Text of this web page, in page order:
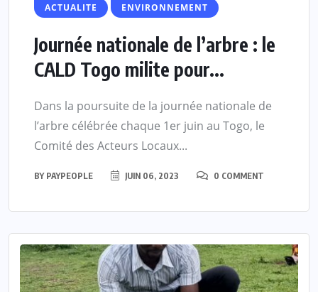
ACTUALITE ENVIRONNEMENT
Journée nationale de l’arbre : le
CALD Togo milite pour...
Dans la poursuite de la journée nationale de
l’arbre célébrée chaque 1er juin au Togo, le
Comité des Acteurs Locaux...
BY PAYPEOPLE JUIN 06, 2023 0 COMMENT